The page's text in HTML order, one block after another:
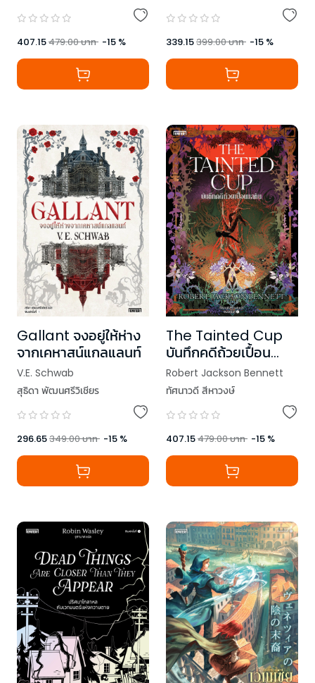
407.15479.00บาท -15 % 339.15399.00บาท -15 %
Gallant จงอยู่ให้ห่าง
จากเคหาสน์แกลแลนท์
V.E. Schwab
สุธิดา พัฒนศรีวิเชียร
296.65349.00บาท -15 %
The Tainted Cup
บันทึกคดีถ้วยเปื้อน
มลทิน
Robert Jackson Bennett
ทัศนาวดี สีหาวงษ์
407.15479.00บาท -15 %